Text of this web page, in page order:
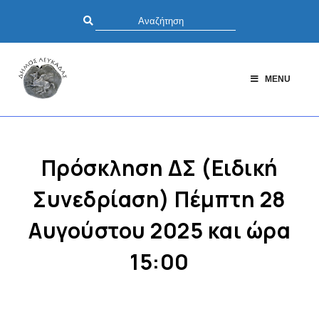
MENU
Πρόσκληση ΔΣ (Ειδική
Συνεδρίαση) Πέμπτη 28
Αυγούστου 2025 και ώρα
15:00